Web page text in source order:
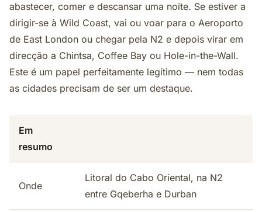
abastecer, comer e descansar uma noite. Se estiver a
dirigir-se à Wild Coast, vai ou voar para o Aeroporto
de East London ou chegar pela N2 e depois virar em
direcção a Chintsa, Coffee Bay ou Hole-in-the-Wall.
Este é um papel perfeitamente legítimo — nem todas
as cidades precisam de ser um destaque.
Em
resumo
Onde
Litoral do Cabo Oriental, na N2
entre Gqeberha e Durban